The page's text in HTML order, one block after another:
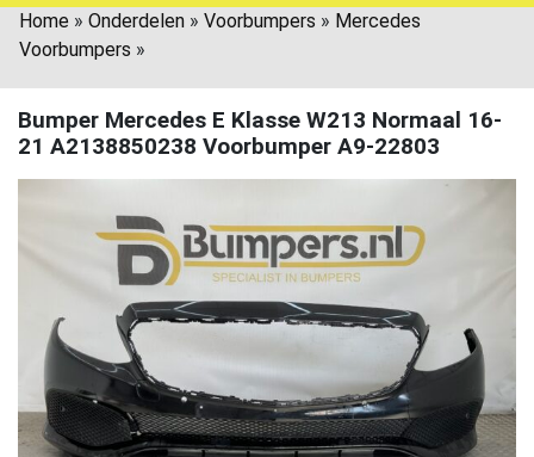
Home » Onderdelen » Voorbumpers » Mercedes
Voorbumpers »
Bumper Mercedes E Klasse W213 Normaal 16-
21 A2138850238 Voorbumper A9-22803